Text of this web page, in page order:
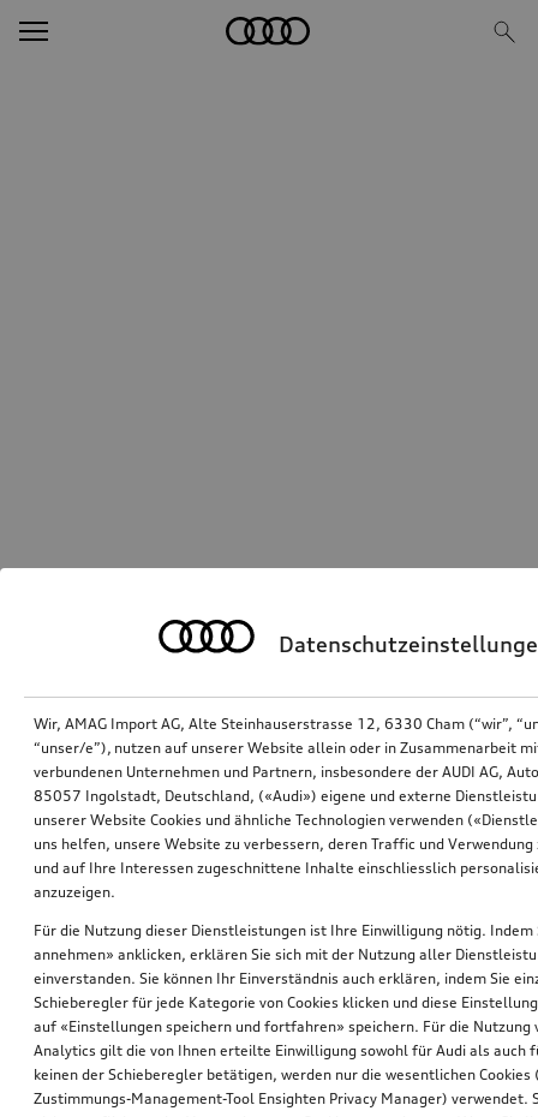
Wir, AMAG Import AG, Alte Steinhauserstrasse 12, 6330 Cham (“wir”,
“unser/e”), nutzen auf unserer Website allein oder in Zusammenarbeit
verbundenen Unternehmen und Partnern, insbesondere der AUDI AG,
85057 Ingolstadt, Deutschland, («Audi») eigene und externe
unserer Website Cookies und ähnliche Technologien verwenden
uns helfen, unsere Website zu verbessern, deren Traffic und Verwendung
und auf Ihre Interessen zugeschnittene Inhalte einschliesslich
anzuzeigen.
Für die Nutzung dieser Dienstleistungen ist Ihre Einwilligung nötig. Indem
annehmen» anklicken, erklären Sie sich mit der Nutzung aller
einverstanden. Sie können Ihr Einverständnis auch erklären, indem Sie
Schieberegler für jede Kategorie von Cookies klicken und diese
auf «Einstellungen speichern und fortfahren» speichern. Für die Nutzung
Analytics gilt die von Ihnen erteilte Einwilligung sowohl für Audi als auch
keinen der Schieberegler betätigen, werden nur die wesentlichen Cookies
Zustimmungs-Management-Tool Ensighten Privacy Manager) verwendet.